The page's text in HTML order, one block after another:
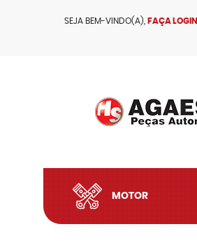
SEJA BEM-VINDO(A), FAÇA LOGIN
MOTOR